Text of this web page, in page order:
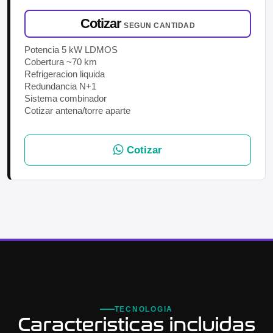
Cotizar SEGUN CANTIDAD
Potencia 5 kW LDMOS
Cobertura ~70 km
Refrigeracion liquida
Redundancia N+1
Sistema combinador
Cotizar antena/torre aparte
Cotizar
TECNOLOGIA
Caracteristicas incluidas